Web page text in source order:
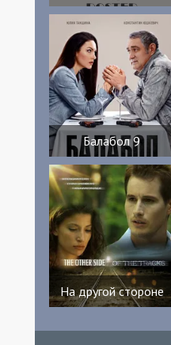
Балабол 9
На другой стороне